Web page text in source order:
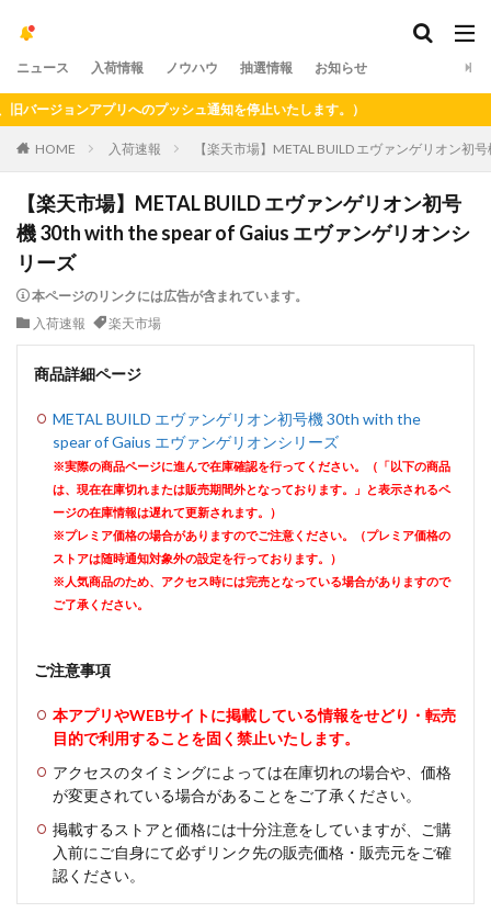
ニュース 入荷情報 ノウハウ 抽選情報 お知らせ
ョンアプリへのプッシュ通知を停止いたします。）
HOME 入荷速報 【楽天市場】METAL BUILD エヴァンゲリオン初
【楽天市場】METAL BUILD エヴァンゲリオン初号
機 30th with the spear of Gaius エヴァンゲリオンシ
リーズ
本ページのリンクには広告が含まれています。
入荷速報
楽天市場
商品詳細ページ
METAL BUILD エヴァンゲリオン初号機 30th with the
spear of Gaius エヴァンゲリオンシリーズ
※実際の商品ページに進んで在庫確認を行ってください。（「以下の商品
は、現在在庫切れまたは販売期間外となっております。」と表示されるペ
ージの在庫情報は遅れて更新されます。）
※プレミア価格の場合がありますのでご注意ください。（プレミア価格の
ストアは随時通知対象外の設定を行っております。）
※人気商品のため、アクセス時には完売となっている場合がありますので
ご了承ください。
ご注意事項
本アプリやWEBサイトに掲載している情報をせどり・転売
目的で利用することを固く禁止いたします。
アクセスのタイミングによっては在庫切れの場合や、価格
が変更されている場合があることをご了承ください。
掲載するストアと価格には十分注意をしていますが、ご購
入前にご自身にて必ずリンク先の販売価格・販売元をご確
認ください。